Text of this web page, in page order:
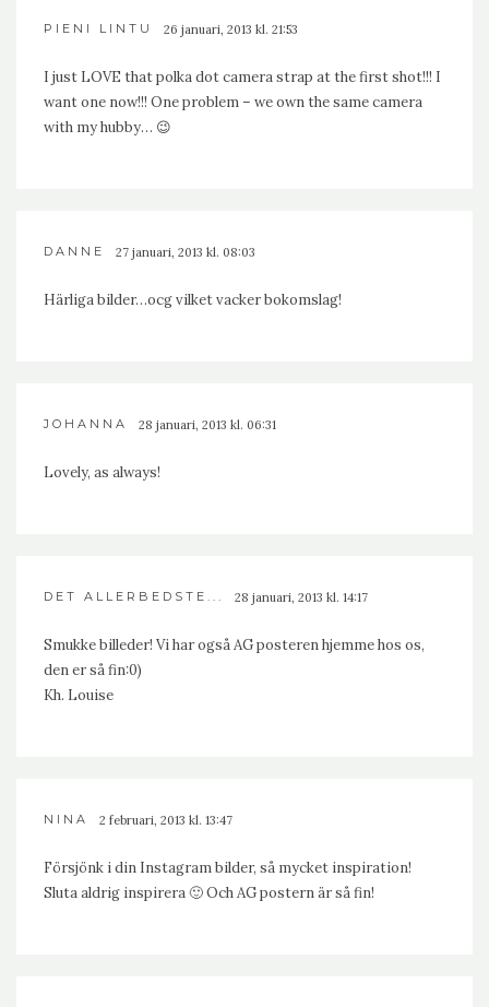
PIENI LINTU 26 januari, 2013 kl. 21:53
I just LOVE that polka dot camera strap at the first shot!!! I
want one now!!! One problem – we own the same camera
with my hubby… 😉
DANNE 27 januari, 2013 kl. 08:03
Härliga bilder…ocg vilket vacker bokomslag!
JOHANNA 28 januari, 2013 kl. 06:31
Lovely, as always!
DET ALLERBEDSTE... 28 januari, 2013 kl. 14:17
Smukke billeder! Vi har også AG posteren hjemme hos os,
den er så fin:0)
Kh. Louise
NINA 2 februari, 2013 kl. 13:47
Försjönk i din Instagram bilder, så mycket inspiration!
Sluta aldrig inspirera 🙂 Och AG postern är så fin!